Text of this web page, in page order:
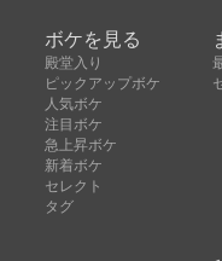
ボケを見る
殿堂入り
ピックアップボケ
人気ボケ
注目ボケ
急上昇ボケ
新着ボケ
セレクト
タグ